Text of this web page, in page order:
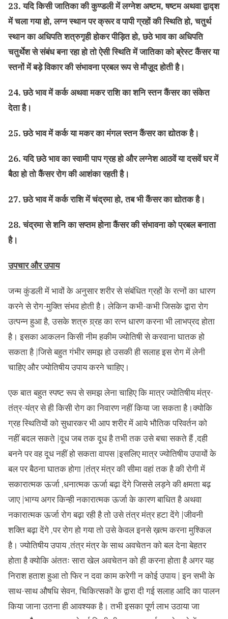
23. यदि किसी जातिका की कुण्डली में लग्नेश अष्टम, षष्टम अथवा द्वाद्श
में चला गया हो, लग्न स्थान पर क्रूर व पापी ग्रहों की स्थिति हो, चतुर्थ
स्थान का अधिपति शत्रुगृही होकर पीड़ित हो, छठे भाव का अधिपति
चतुर्थेश से संबंध बना रहा हो तो ऐसी स्थिति में जातिका को ब्रेस्ट कैंसर या
स्तनों में बड़े विकार की संभावना प्रबल रूप से मौज़ूद होती है।
24. छठे भाव में कर्क अथवा मकर राशि का शनि स्तन कैंसर का संकेत
देता है।
25. छठे भाव में कर्क या मकर का मंगल स्तन कैंसर का द्योतक है।
26. यदि छठे भाव का स्वामी पाप ग्रह हो और लग्नेश आठवें या दसवें घर में
बैठा हो तो कैंसर रोग की आशंका रहती है।
27. छठे भाव में कर्क राशि में चंद्रमा हो, तब भी कैंसर का द्योतक है।
28. चंद्रमा से शनि का सप्तम होना कैंसर की संभावना को प्रबल बनाता
है।
उपचार और उपाय
जन्म कुंडली में भावों के अनुसार शरीर से संबंधित ग्रहों के रत्नों का धारण
करने से रोग-मुक्ति संभव होती है। लेकिन कभी-कभी जिसके द्वारा रोग
उत्पन्न हुआ है, उसके शत्रु ग्र्रह का रत्न धारण करना भी लाभप्रद होता
है। इसका आकलन किसी नीम हकीम ज्योतिषी से करवाना घातक हो
सकता है |जिसे बहुत गंभीर समझ हो उसकी ही सलाह इस रोग में लेनी
चाहिए और ज्योतिषीय उपाय करने चाहिए।
एक बात बहुत स्पष्ट रूप से समझ लेना चाहिए कि मात्र ज्योतिषीय मंत्र-
तंत्र-यंत्र से ही किसी रोग का निवारण नहीं किया जा सकता है।क्योकि
ग्रह स्थितियों को सुधारकर भी आप शरीर में आये भौतिक परिवर्तन को
नहीं बदल सकते |दूध जब तक दूध है तभी तक उसे बचा सकते हैं ,दही
बनने पर वह दूध नहीं हो सकता वापस |इसलिए मात्र ज्योतिषीय उपायों के
बल पर बैठना घातक होगा |तंत्र मंत्र की सीमा वहां तक है की रोगी में
सकारात्मक ऊर्जा ,धनात्मक ऊर्जा बढ़ा देंगे जिससे लड़ने की क्षमता बढ़
जाए |भाग्य अगर किन्ही नकारात्मक ऊर्जा के कारण बाधित है अथवा
नकारात्मक ऊर्जा रोग बढ़ा रही है तो उसे तंत्र मंत्र हटा देंगे |जीवनी
शक्ति बढ़ा देंगे ,पर रोग हो गया तो उसे केवल इनसे ख़त्म करना मुश्किल
है। ज्योतिषीय उपाय ,तंत्र मंत्र के साथ अवचेतन को बल देना बेहतर
होता है क्योकि अंततः सारा खेल अवचेतन को ही करना होता है अगर यह
निराश हताश हुआ तो फिर न दवा काम करेगी न कोई उपाय | इन सभी के
साथ-साथ औषधि सेवन, चिकित्सकों के द्वारा दी गई सलाह आदि का पालन
किया जाना उतना ही आवश्यक है। तभी इसका पूर्ण लाभ उठाया जा